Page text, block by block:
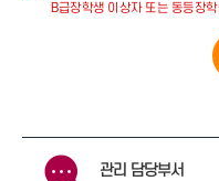
B급장학생 이상자 또는 동등장
관리 담당부서